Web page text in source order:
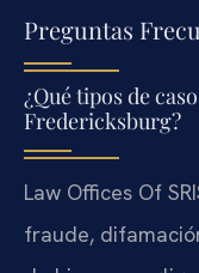
Preguntas
¿Qué tipos de
Fredericksburg?
Law Offices Of
fraude,